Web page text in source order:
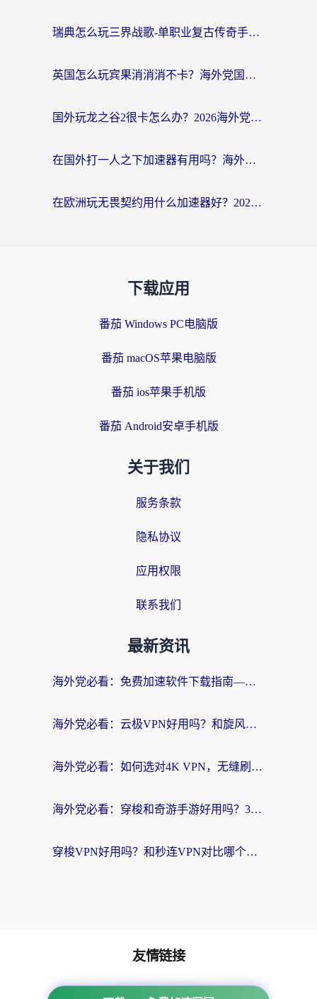
瑞典怎么玩三界战歌-单职业复古传奇手游？海外党国服游戏加速终极指南
英国怎么玩宾果消消消不卡？海外党国服游戏加速终极攻略（附守望第九大陆解决办法）
国外玩龙之谷2很卡怎么办？2026海外党必看的国服游戏加速全攻略
在国外打一人之下加速器有用吗？海外党国服游戏畅玩全攻略
在欧洲玩无畏契约用什么加速器好？2026海外党亲测有效指南
下载应用
番茄 Windows PC电脑版
番茄 macOS苹果电脑版
番茄 ios苹果手机版
番茄 Android安卓手机版
关于我们
服务条款
隐私协议
应用权限
联系我们
最新资讯
海外党必看：免费加速软件下载指南——无缝访问国内资源的正确打开方式
海外党必看：云极VPN好用吗？和旋风VPN对比哪个回国效果更好？附真实体验+选择攻略
海外党必看：如何选对4K VPN，无缝刷国内剧听网易云？
海外党必看：穿梭和奇游手游好用吗？3步选对回国加速器，流畅看CCTV5海外直播
穿梭VPN好用吗？和秒连VPN对比哪个回国效果更好？海外党亲测实用指南
友情链接
海外回国加速器